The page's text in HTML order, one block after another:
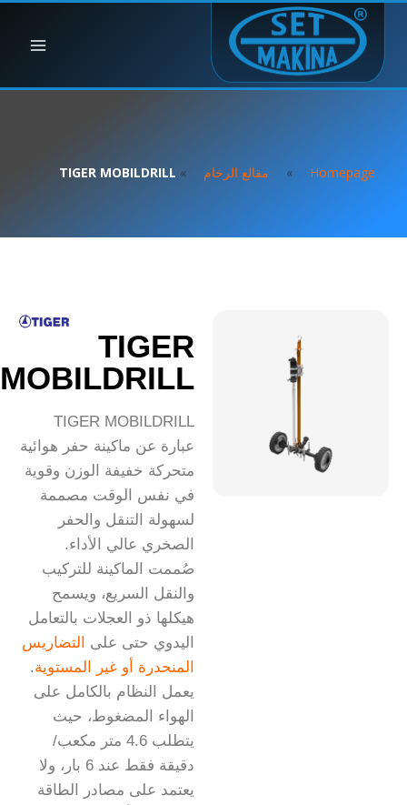
Homepage
» مقالع الرخام »
TIGER MOBILDRILL
TIGER
MOBILDRILL
TIGER MOBILDRILL
عبارة عن ماكينة حفر هوائية
متحركة خفيفة الوزن وقوية
في نفس الوقت مصممة
لسهولة التنقل والحفر
الصخري عالي الأداء.
صُممت الماكينة للتركيب
والنقل السريع، ويسمح
هيكلها ذو العجلات بالتعامل
اليدوي حتى على
التضاريس
المنحدرة أو غير المستوية.
يعمل النظام بالكامل على
الهواء المضغوط، حيث
يتطلب 4.6 متر مكعب/
دقيقة فقط عند 6 بار، ولا
يعتمد على مصادر الطاقة